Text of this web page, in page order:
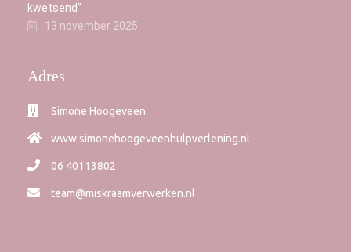
kwetsend"
13 november 2025
Adres
Simone Hoogeveen
www.simonehoogeveenhulpverlening.nl
06 40113802
team@miskraamverwerken.nl